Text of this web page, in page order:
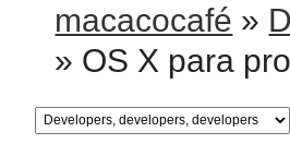
macacocafé »
» OS X para